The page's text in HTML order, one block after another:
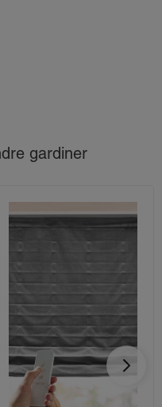
gardiner